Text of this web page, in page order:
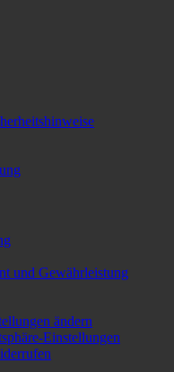
und Gewährleistung
ändern
Einstellungen